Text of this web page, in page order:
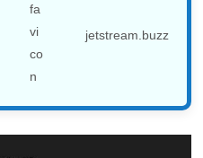
jetstream.buzz